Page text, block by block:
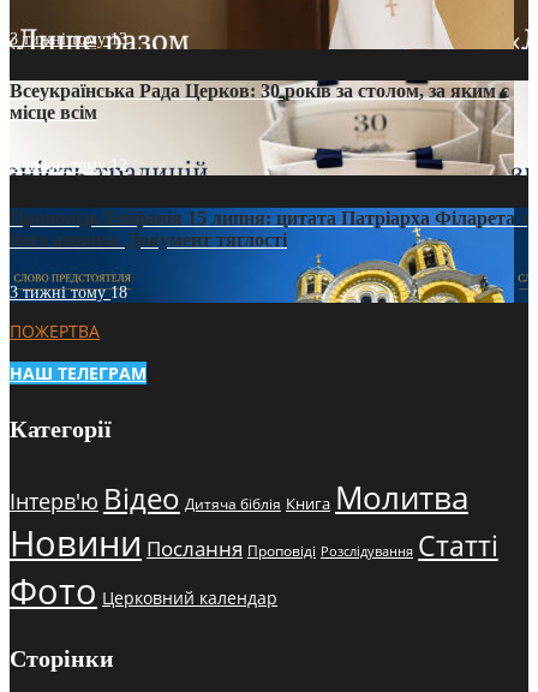
3 тижні тому13
Всеукраїнська Рада Церков: 30 років за столом, за яким є
місце всім
3 тижні тому12
Проповідь Епіфанія 15 липня: цитата Патріарха Філарета з
його амвона. Документ тяглості
3 тижні тому18
ПОЖЕРТВА
НАШ ТЕЛЕГРАМ
Категорії
Інтерв'ю Відео Дитяча біблія Книга Молитва
Новини Послання Проповіді Розслідування Статті
Фото Церковний календар
Сторінки